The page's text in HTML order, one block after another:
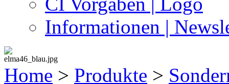
Informationen |
Home > Produkte >